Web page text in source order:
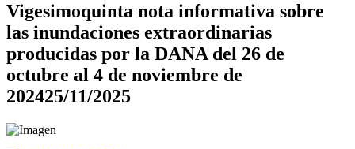
Vigesimoquinta nota informativa sobre
las inundaciones extraordinarias
producidas por la DANA del 26 de
octubre al 4 de noviembre de
202425/11/2025